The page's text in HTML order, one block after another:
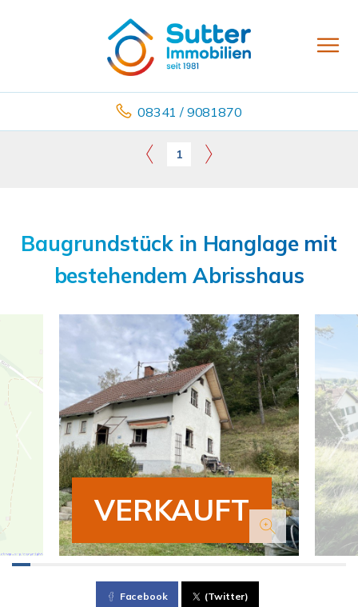
08341 / 9081870
1
Baugrundstück in Hanglage mit
bestehendem Abrisshaus
VERKAUFT
Facebook (Twitter)